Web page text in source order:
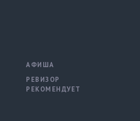
АФИША
РЕВИЗОР
РЕКОМЕНДУЕТ